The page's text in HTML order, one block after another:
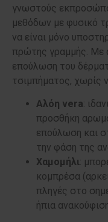
γνωστούς
μεθόδων με φυσικό
να είναι μόνο
πρώτης γραμμής. Με
επούλωση του
τσιμπήματος, χωρίς
Αλόη vera:
προσθήκη
επούλωση και
την φάση της
Χαμομήλι:
κομπρέσα
πληγές στο
ήπια